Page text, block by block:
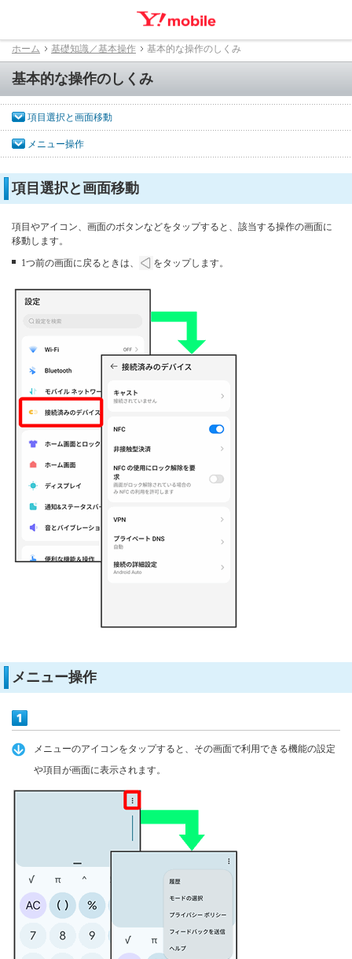
ホーム 基礎知識／基本操作 基本的な操作のしくみ
基本的な操作のしくみ
項目選択と画面移動
メニュー操作
項目選択と画面移動
項目やアイコン、画面のボタンなどをタップすると、該当する操作の画面に
移動します。
1つ前の画面に戻るときは、
をタップします。
メニュー操作
メニューのアイコンをタップすると、その画面で利用できる機能の設定
や項目が画面に表示されます。